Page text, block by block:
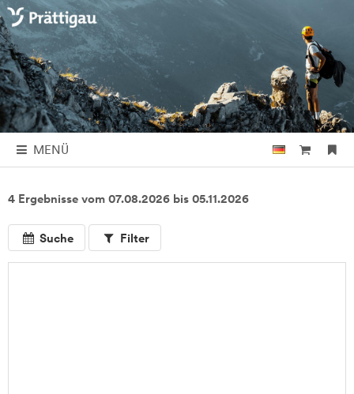
MENÜ
4 Ergebnisse vom 07.08.2026 bis 05.11.2026
Suche Filter